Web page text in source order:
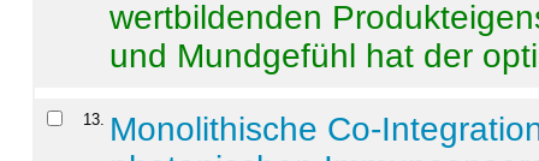
wertbildenden
und Mundgefühl hat der
13
Monolithische Co-